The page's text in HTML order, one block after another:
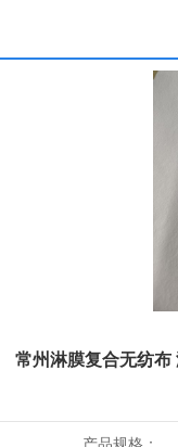
常州淋膜复合无纺布